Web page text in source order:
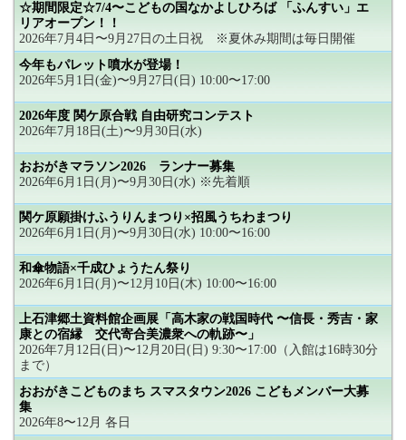
☆期間限定☆7/4〜こどもの国なかよしひろば 「ふんすい」エ
リアオープン！！
2026年7月4日〜9月27日の土日祝 ※夏休み期間は毎日開催
今年もパレット噴水が登場！
2026年5月1日(金)〜9月27日(日) 10:00〜17:00
2026年度 関ケ原合戦 自由研究コンテスト
2026年7月18日(土)〜9月30日(水)
おおがきマラソン2026 ランナー募集
2026年6月1日(月)〜9月30日(水) ※先着順
関ケ原願掛けふうりんまつり×招風うちわまつり
2026年6月1日(月)〜9月30日(水) 10:00〜16:00
和傘物語×千成ひょうたん祭り
2026年6月1日(月)〜12月10日(木) 10:00〜16:00
上石津郷土資料館企画展「高木家の戦国時代 〜信長・秀吉・家
康との宿縁 交代寄合美濃衆への軌跡〜」
2026年7月12日(日)〜12月20日(日) 9:30〜17:00（入館は16時30分
まで）
おおがきこどものまち スマスタウン2026 こどもメンバー大募
集
2026年8〜12月 各日